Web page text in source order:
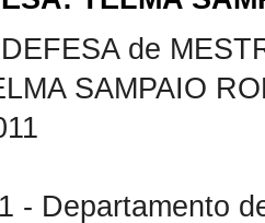
de
SAMPAIO
- Departamento